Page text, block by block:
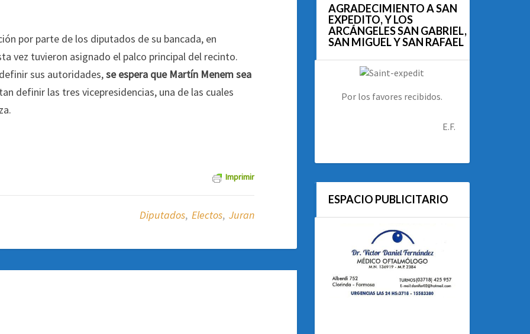
por parte de los diputados de su bancada, en
vez tuvieron asignado el palco principal del recinto.
sus autoridades,se espera que Martín Menem sea
definir las tres vicepresidencias, una de las cuales
Imprimir
Diputados, Electos, Juran
AGRADECIMIENTO A SAN
EXPEDITO, Y LOS
ARCÁNGELES SAN GABRIEL,
SAN MIGUEL Y SAN RAFAEL
Por los favores recibidos.
E.F.
ESPACIO PUBLICITARIO